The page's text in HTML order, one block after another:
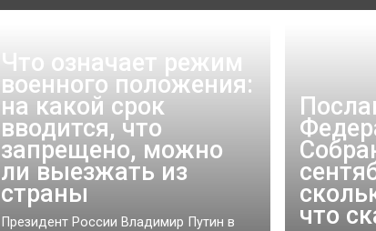
Что означает режим
военного положения:
на какой срок
вводится, что
запрещено, можно
ли выезжать из
страны
Президент России Владимир Путин в
что